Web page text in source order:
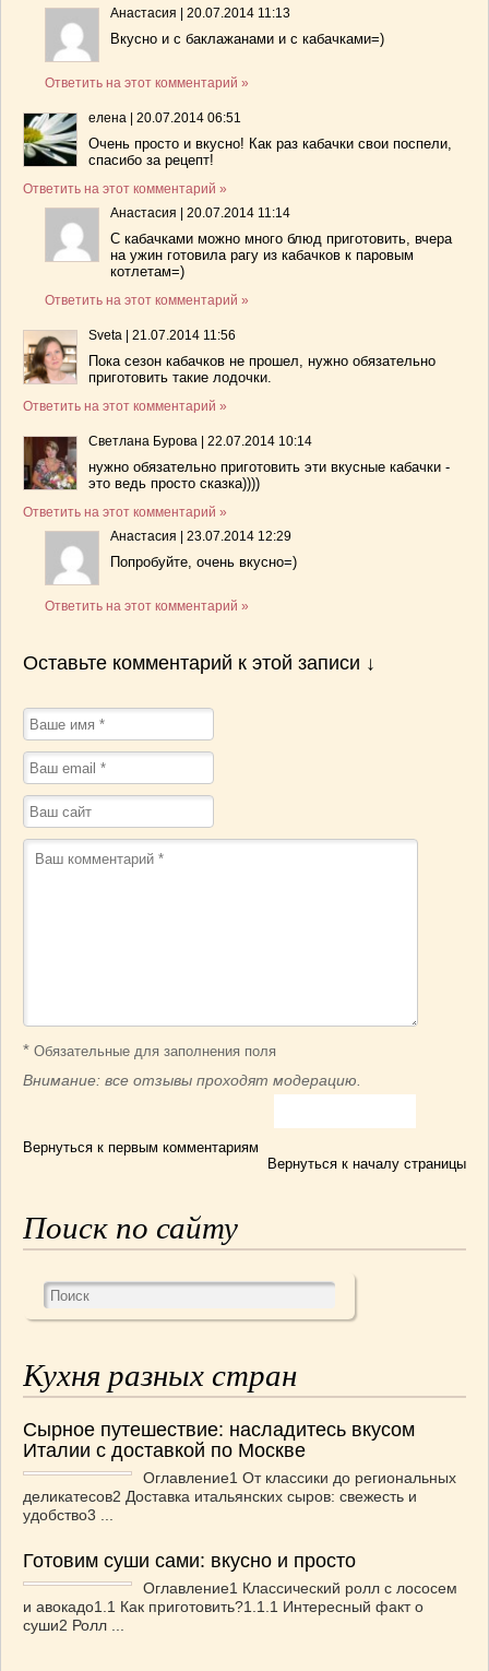
Анастасия 20.07.2014 11:13
Вкусно и с баклажанами и с кабачками=)
Ответить на этот комментарий »
елена 20.07.2014 06:51
Очень просто и вкусно! Как раз кабачки свои поспели,
спасибо за рецепт!
Ответить на этот комментарий »
Анастасия
20.07.2014 11:14
С кабачками можно много блюд приготовить, вчера
на ужин готовила рагу из кабачков к паровым
котлетам=)
Ответить на этот комментарий »
Sveta 21.07.2014 11:56
Пока сезон кабачков не прошел, нужно обязательно
приготовить такие лодочки.
Ответить на этот комментарий »
Светлана Бурова 22.07.2014 10:14
нужно обязательно приготовить эти вкусные кабачки -
это ведь просто сказка))))
Ответить на этот комментарий »
Анастасия
23.07.2014 12:29
Попробуйте, очень вкусно=)
Ответить на этот комментарий »
Оставьте комментарий к этой записи ↓
* Обязательные для заполнения поля
Внимание: все отзывы проходят модерацию.
Вернуться к первым комментариям
Вернуться к началу страницы
Поиск по сайту
Кухня разных стран
Сырное путешествие: насладитесь вкусом
Италии с доставкой по Москве
Оглавление1 От классики до региональных
деликатесов2 Доставка итальянских сыров: свежесть и
удобство3 ...
Готовим суши сами: вкусно и просто
Оглавление1 Классический ролл с лососем
и авокадо1.1 Как приготовить?1.1.1 Интересный факт о
суши2 Ролл ...